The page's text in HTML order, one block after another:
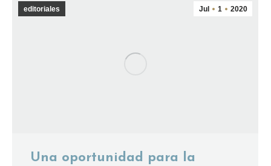
Jul 1 2020
editoriales
Una oportunidad para la